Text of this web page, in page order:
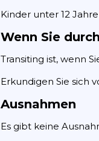
Kinder unter 12
Wenn Sie
Transiting ist, wenn
Erkundigen Sie sich
Ausnahmen
Es gibt keine